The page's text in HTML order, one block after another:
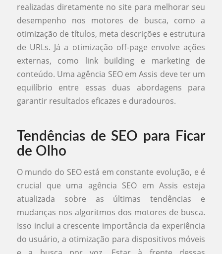
realizadas diretamente no site para melhorar seu
desempenho nos motores de busca, como a
otimização de títulos, meta descrições e estrutura
de URLs. Já a otimização off-page envolve ações
externas, como link building e marketing de
conteúdo. Uma agência SEO em Assis deve ter um
equilíbrio entre essas duas abordagens para
garantir resultados eficazes e duradouros.
Tendências de SEO para Ficar
de Olho
O mundo do SEO está em constante evolução, e é
crucial que uma agência SEO em Assis esteja
atualizada sobre as últimas tendências e
mudanças nos algoritmos dos motores de busca.
Isso inclui a crescente importância da experiência
do usuário, a otimização para dispositivos móveis